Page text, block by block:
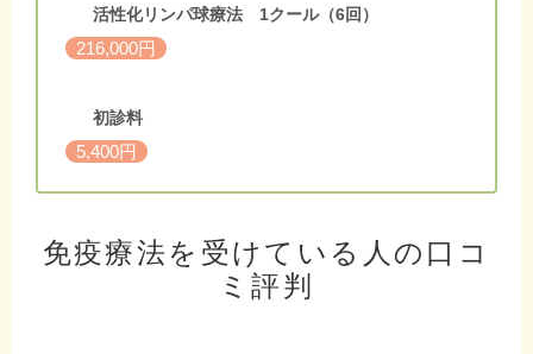
活性化リンパ球療法 1クール（6回）
216,000円
初診料
5,400円
免疫療法を受けている人の口コ
ミ評判